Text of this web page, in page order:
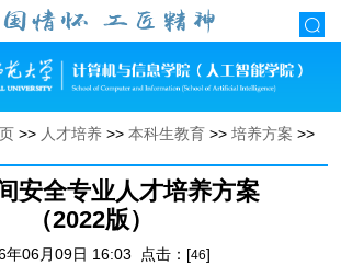
>> 人才培养 >> 本科生教育 >> 培养方案 >>
安全专业人才培养方案
（2022版）
年06月09日 16:03 点击：[46]